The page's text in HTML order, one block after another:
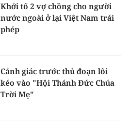
Khởi tố 2 vợ chồng cho người
nước ngoài ở lại Việt Nam trái
phép
Cảnh giác trước thủ đoạn lôi
kéo vào "Hội Thánh Đức Chúa
Trời Mẹ"